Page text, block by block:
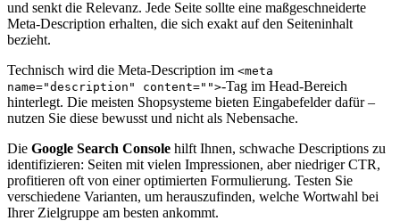
und senkt die Relevanz. Jede Seite sollte eine maßgeschneiderte
Meta-Description erhalten, die sich exakt auf den Seiteninhalt
bezieht.
Technisch wird die Meta-Description im <meta
name="description" content="">-Tag im Head-Bereich
hinterlegt. Die meisten Shopsysteme bieten Eingabefelder dafür –
nutzen Sie diese bewusst und nicht als Nebensache.
Die Google Search Console hilft Ihnen, schwache Descriptions zu
identifizieren: Seiten mit vielen Impressionen, aber niedriger CTR,
profitieren oft von einer optimierten Formulierung. Testen Sie
verschiedene Varianten, um herauszufinden, welche Wortwahl bei
Ihrer Zielgruppe am besten ankommt.